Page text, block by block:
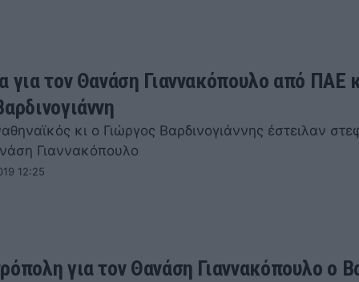
για τον Θανάση Γιαννακόπουλο από ΠΑΕ
κι ο Γιώργος Βαρδινογιάννης έστειλαν
Γιαννακόπουλο
12:25
για τον Θανάση Γιαννακόπουλο ο